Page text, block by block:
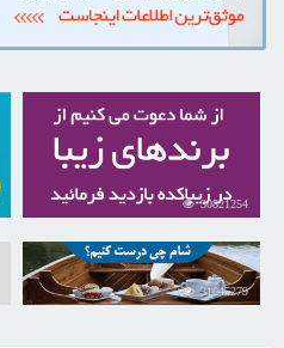
30821254
31045279